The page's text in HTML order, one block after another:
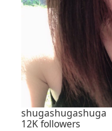
shugashugashuga
12K followers